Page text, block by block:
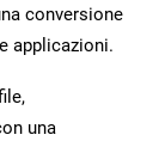
conversione
applicazioni.
una